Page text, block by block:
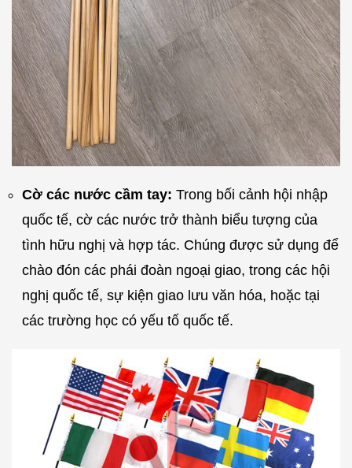
Cờ các nước cầm tay: Trong bối cảnh hội nhập
quốc tế, cờ các nước trở thành biểu tượng của
tình hữu nghị và hợp tác. Chúng được sử dụng để
chào đón các phái đoàn ngoại giao, trong các hội
nghị quốc tế, sự kiện giao lưu văn hóa, hoặc tại
các trường học có yếu tố quốc tế.